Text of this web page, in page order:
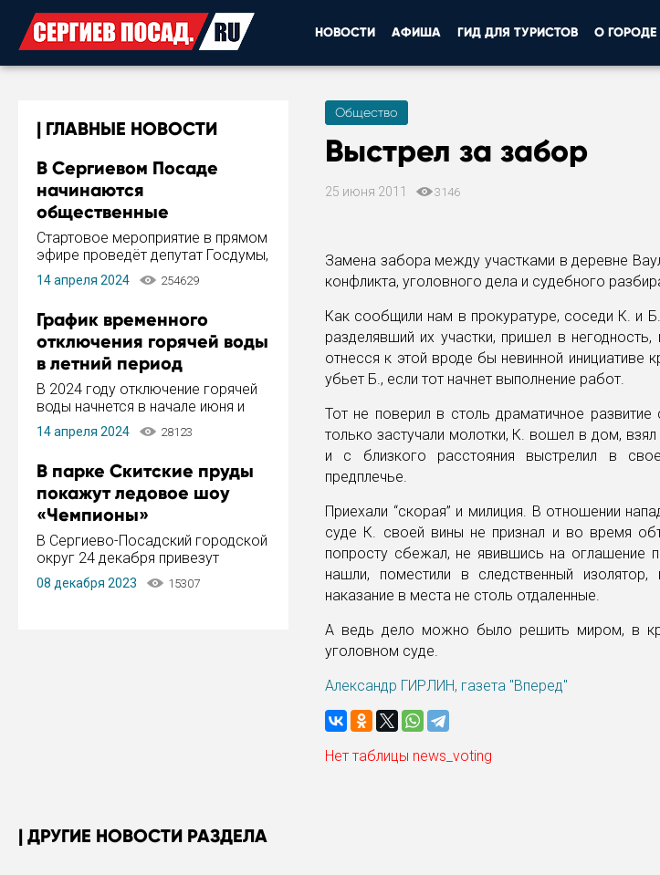
НОВОСТИ АФИША ГИД ДЛЯ ТУРИСТОВ О ГОРОДЕ
ГЛАВНЫЕ НОВОСТИ
В Сергиевом Посаде
начинаются
общественные
обсуждения Стратегии
развития города
Стартовое мероприятие в прямом
эфире проведёт депутат Госдумы,
инициатор и автор Концепции
развития Сергиева Посада и
Пахомов.
14 апреля 2024 254629
График временного
отключения горячей воды
в летний период
В 2024 году отключение горячей
воды начнется в начале июня и
завершится в конце августа.
Период отключения составит не
14 апреля 2024 28123
В парке Скитские пруды
покажут ледовое шоу
«Чемпионы»
В Сергиево-Посадский городской
округ 24 декабря привезут
ледовый тур «Чемпионы»
заслуженного мастера спорта,
08 декабря 2023 15307
Общество
Выстрел за забор
25 июня 2011 3146
Замена забора между участками в деревне
конфликта, уголовного дела и судебного
Как сообщили нам в прокуратуре, соседи К. и
разделявший их участки, пришел в
отнесся к этой вроде бы невинной инициативе
убьет Б., если тот начнет выполнение работ.
Тот не поверил в столь драматичное
только застучали молотки, К. вошел в дом,
и с близкого расстояния выстрелил в
предплечье.
Приехали “скорая” и милиция. В отношении
суде К. своей вины не признал и во время
попросту сбежал, не явившись на оглашение
нашли, поместили в следственный
наказание в места не столь отдаленные.
А ведь дело можно было решить миром, в
уголовном суде.
Александр ГИРЛИН, газета "Вперед"
Нет таблицы news_voting
ДРУГИЕ НОВОСТИ РАЗДЕЛА